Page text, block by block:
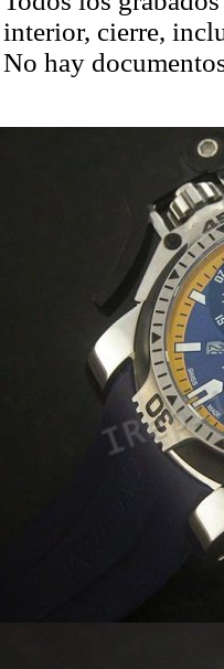
interior, cierre,
No hay